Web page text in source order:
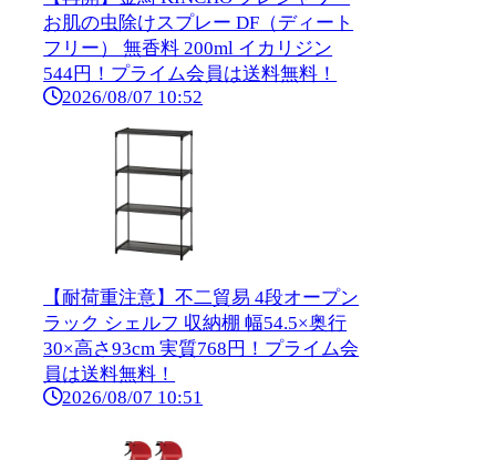
お肌の虫除けスプレー DF（ディート
フリー） 無香料 200ml イカリジン
544円！プライム会員は送料無料！
2026/08/07 10:52
【耐荷重注意】不二貿易 4段オープン
ラック シェルフ 収納棚 幅54.5×奥行
30×高さ93cm 実質768円！プライム会
員は送料無料！
2026/08/07 10:51